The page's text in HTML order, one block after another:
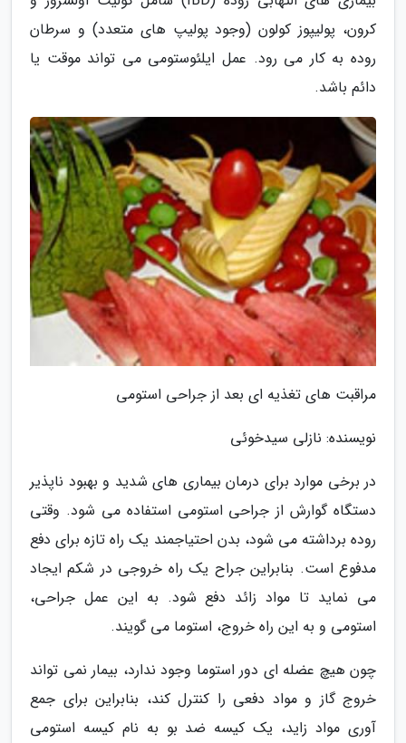
کرون، پولیپوز کولون (وجود پولیپ های متعدد) و سرطان
روده به کار می رود. عمل ایلئوستومی می تواند موقت یا
دائم باشد.
مراقبت های تغذیه ای بعد از جراحی استومی
نویسنده: نازلی سیدخوئی
در برخی موارد برای درمان بیماری های شدید و بهبود ناپذیر
دستگاه گوارش از جراحی استومی استفاده می شود. وقتی
روده برداشته می شود، بدن احتیاجمند یک راه تازه برای دفع
مدفوع است. بنابراین جراح یک راه خروجی در شکم ایجاد
می نماید تا مواد زائد دفع شود. به این عمل جراحی،
استومی و به این راه خروج، استوما می گویند.
چون هیچ عضله ای دور استوما وجود ندارد، بیمار نمی تواند
خروج گاز و مواد دفعی را کنترل کند، بنابراین برای جمع
آوری مواد زاید، یک کیسه ضد بو به نام کیسه استومی